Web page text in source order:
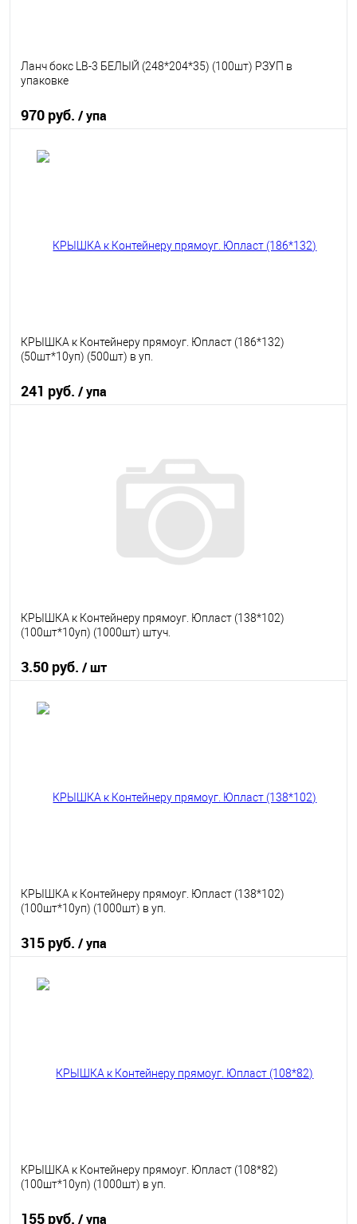
Ланч бокс LB-3 БЕЛЫЙ (248*204*35) (100шт) РЗУП в
упаковке
970 руб. / упа
КРЫШКА к Контейнеру прямоуг. Юпласт (186*132)
(50шт*10уп) (500шт) в уп.
241 руб. / упа
В наличии
КРЫШКА к Контейнеру прямоуг. Юпласт (138*102)
(100шт*10уп) (1000шт) штуч.
3.50 руб. / шт
КРЫШКА к Контейнеру прямоуг. Юпласт (138*102)
(100шт*10уп) (1000шт) в уп.
315 руб. / упа
КРЫШКА к Контейнеру прямоуг. Юпласт (108*82)
(100шт*10уп) (1000шт) в уп.
155 руб. / упа